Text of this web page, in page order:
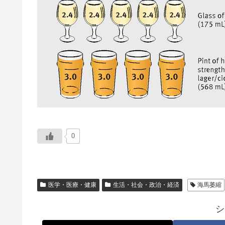
0
医学・医療・健康 生活・社会・政治・経済 海馬萎縮